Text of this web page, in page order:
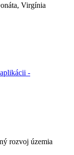
Virgínia
-
rozvoj územia